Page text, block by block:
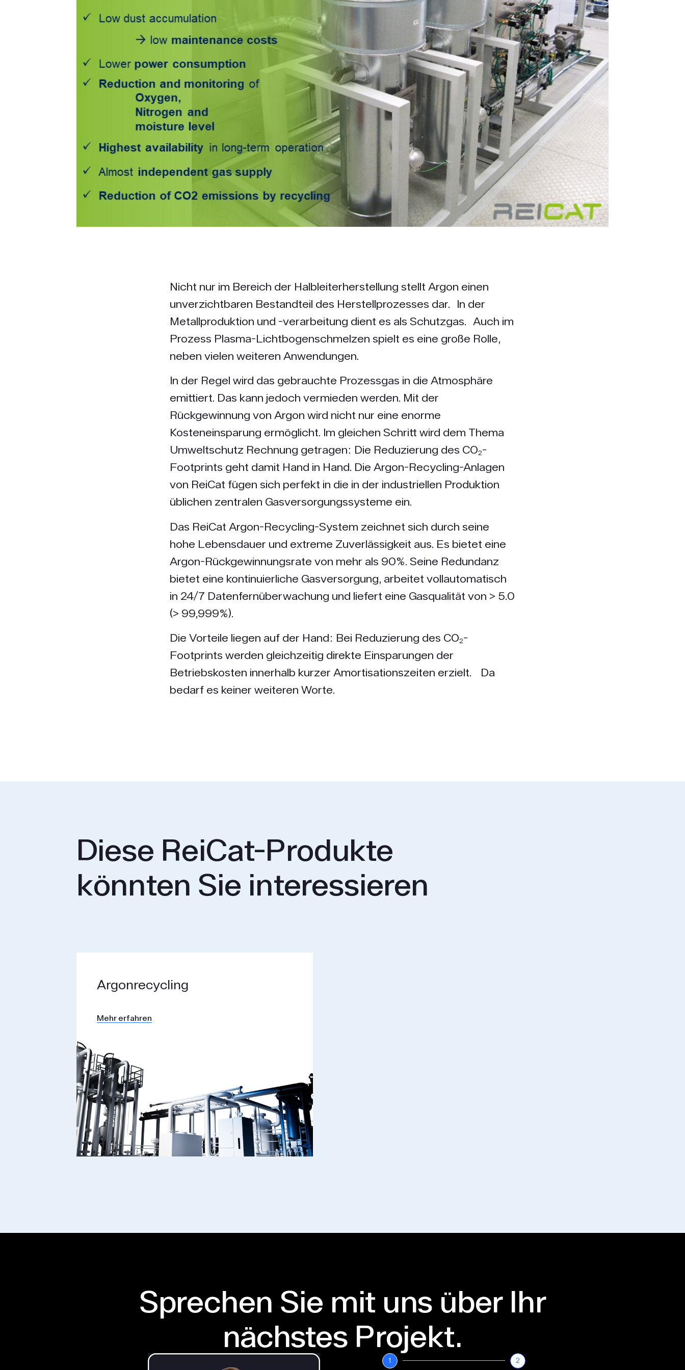
Nicht nur im Bereich der Halbleiterherstellung stellt Argon einen
unverzichtbaren Bestandteil des Herstellprozesses dar. In der
Metallproduktion und -verarbeitung dient es als Schutzgas. Auch im
Prozess Plasma-Lichtbogenschmelzen spielt es eine große Rolle,
neben vielen weiteren Anwendungen.
In der Regel wird das gebrauchte Prozessgas in die Atmosphäre
emittiert. Das kann jedoch vermieden werden. Mit der
Rückgewinnung von Argon wird nicht nur eine enorme
Kosteneinsparung ermöglicht. Im gleichen Schritt wird dem Thema
Umweltschutz Rechnung getragen: Die Reduzierung des CO₂-
Footprints geht damit Hand in Hand. Die Argon-Recycling-Anlagen
von ReiCat fügen sich perfekt in die in der industriellen Produktion
üblichen zentralen Gasversorgungssysteme ein.
Das ReiCat Argon-Recycling-System zeichnet sich durch seine
hohe Lebensdauer und extreme Zuverlässigkeit aus. Es bietet eine
Argon-Rückgewinnungsrate von mehr als 90%. Seine Redundanz
bietet eine kontinuierliche Gasversorgung, arbeitet vollautomatisch
in 24/7 Datenfernüberwachung und liefert eine Gasqualität von > 5.0
(> 99,999%).
Die Vorteile liegen auf der Hand: Bei Reduzierung des CO₂-
Footprints werden gleichzeitig direkte Einsparungen der
Betriebskosten innerhalb kurzer Amortisationszeiten erzielt. Da
bedarf es keiner weiteren Worte.
Diese ReiCat-Produkte
könnten Sie interessieren
Argon­recycling
Mehr erfahren
Sprechen Sie mit uns über Ihr
nächstes Projekt.
1 2